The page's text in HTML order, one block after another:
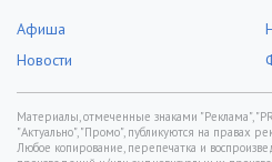
Афиша
Новости
Материалы, отмеченные знаками "Реклама",
"Актуально", "Промо", публикуются на правах
Любое копирование, перепечатка и